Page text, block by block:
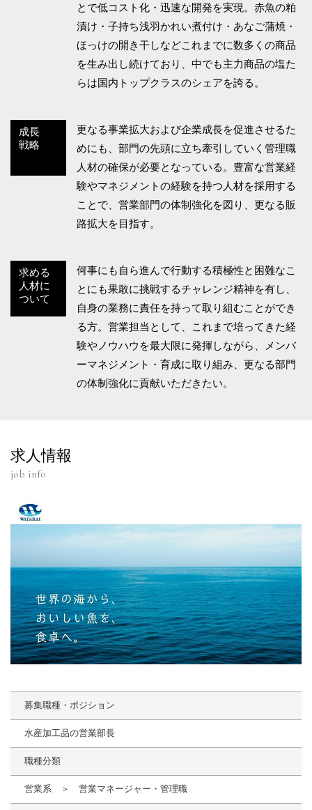
とで低コスト化・迅速な開発を実現。赤魚の粕
漬け・子持ち浅羽かれい煮付け・あなご蒲焼・
ほっけの開き干しなどこれまでに数多くの商品
を生み出し続けており、中でも主力商品の塩た
らは国内トップクラスのシェアを誇る。
成長
戦略
更なる事業拡大および企業成長を促進させるた
めにも、部門の先頭に立ち牽引していく管理職
人材の確保が必要となっている。豊富な営業経
験やマネジメントの経験を持つ人材を採用する
ことで、営業部門の体制強化を図り、更なる販
路拡大を目指す。
求める
人材に
ついて
何事にも自ら進んで行動する積極性と困難なこ
とにも果敢に挑戦するチャレンジ精神を有し、
自身の業務に責任を持って取り組むことができ
る方。営業担当として、これまで培ってきた経
験やノウハウを最大限に発揮しながら、メンバ
ーマネジメント・育成に取り組み、更なる部門
の体制強化に貢献いただきたい。
求人情報
job info
募集職種・ポジション
水産加工品の営業部長
職種分類
営業系 ＞ 営業マネージャー・管理職